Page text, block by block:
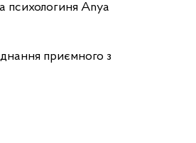
психологиня Anya
приємного з